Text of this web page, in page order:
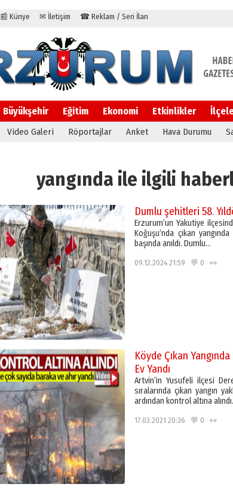
📰 Künye ✉ İletişim ☎ Reklam / Seri İlan
Büyükşehir Eğitim Ekonomi Etkinlikler
Video Galeri Röportajlar Anket Hava Durumu
yangında ile ilgili
Dumlu şehitleri 58.
Erzurum’un Yakutiye
Koğuşu’nda çıkan
başında anıldı. Dumlu…
09.12.2024 21:59 💬 0 👀
Köyde Çıkan
Ev Yandı
Artvin’in Yusufeli ilçesi
sıralarında çıkan yangın
ardından kontrol altına
17.03.2021 20:36 💬 0 👀